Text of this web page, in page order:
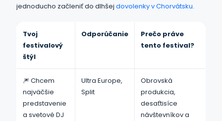
jednoducho začleniť do dlhšej dovolenky v Chorvátsku.
Tvoj
festivalový
štýl
Odporúčanie
Prečo práve
tento festival?
🎆 Chcem
najväčšie
predstavenie
a svetové DJ
Ultra Europe,
Split
Obrovská
produkcia,
desaťtisíce
návštevníkov a